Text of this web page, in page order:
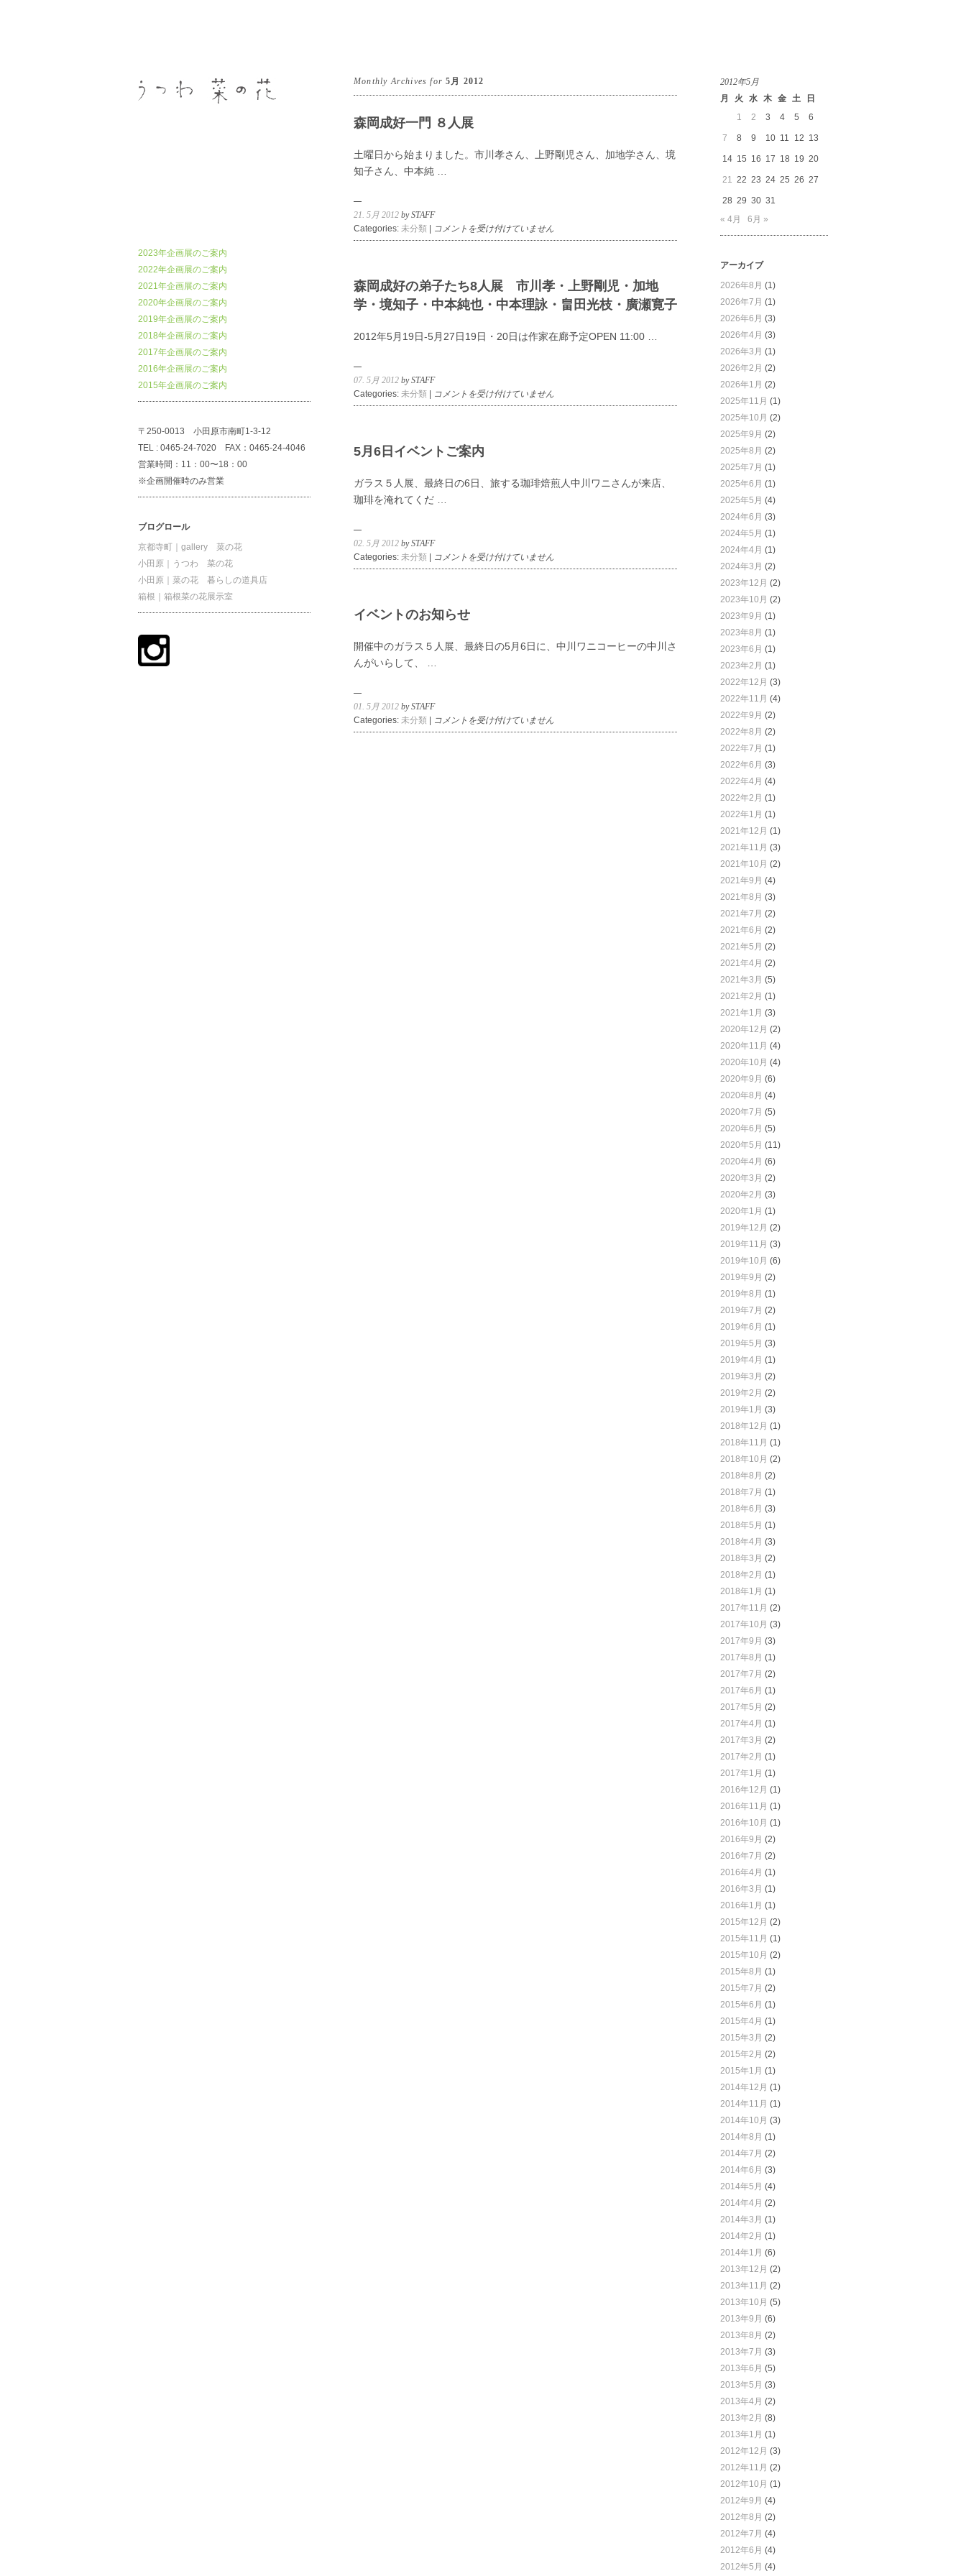
2023年企画展のご案内
2022年企画展のご案内
2021年企画展のご案内
2020年企画展のご案内
2019年企画展のご案内
2018年企画展のご案内
2017年企画展のご案内
2016年企画展のご案内
2015年企画展のご案内
〒250-0013 小田原市南町1-3-12
TEL : 0465-24-7020 FAX：0465-24-4046
営業時間：11：00〜18：00
※企画開催時のみ営業
ブログロール
京都寺町｜gallery 菜の花
小田原｜うつわ 菜の花
小田原｜菜の花 暮らしの道具店
箱根｜箱根菜の花展示室
Monthly Archives for5月 2012
森岡成好一門 ８人展
土曜日から始まりました。市川孝さん、上野剛児さん、加地学さん、境
知子さん、中本純 …
21. 5月 2012 by STAFF
Categories: 未分類
森
岡
一
門
８
展
コメントを受け付けていません
森岡成好の弟子たち8人展 市川孝・上野剛児・加地
学・境知子・中本純也・中本理詠・畠田光枝・廣瀬寛子
2012年5月19日-5月27日19日・20日は作家在廊予定OPEN 11:00 …
07. 5月 2012 by STAFF
Categories: 未分類
森
岡
の
た
ち
展
市
川
野
加
地
知
子・
中
コメントを受け付けていません
5月6日イベントご案内
ガラス５人展、最終日の6日、旅する珈琲焙煎人中川ワニさんが来店、
珈琲を淹れてくだ …
02. 5月 2012 by STAFF
Categories: 未分類
5
月
イ
ト
ご
は
コメントを受け付けていません
イベントのお知らせ
開催中のガラス５人展、最終日の5月6日に、中川ワニコーヒーの中川さ
んがいらして、 …
01. 5月 2012 by STAFF
Categories: 未分類
イ
ベ
コメントを受け付けていません
2012年5月
月
火 水 木 金 土
日
1
2 3 4 5 6
7 8 9 10 11 12 13
14 15 16 17 18 19 20
21 22 23 24 25 26 27
28 29 30 31
« 4月
6月 »
アーカイブ
2026年8月 (1)
2026年7月 (1)
2026年6月 (3)
2026年4月 (3)
2026年3月 (1)
2026年2月 (2)
2026年1月 (2)
2025年11月 (1)
2025年10月 (2)
2025年9月 (2)
2025年8月 (2)
2025年7月 (1)
2025年6月 (1)
2025年5月 (4)
2024年6月 (3)
2024年5月 (1)
2024年4月 (1)
2024年3月 (2)
2023年12月 (2)
2023年10月 (2)
2023年9月 (1)
2023年8月 (1)
2023年6月 (1)
2023年2月 (1)
2022年12月 (3)
2022年11月 (4)
2022年9月 (2)
2022年8月 (2)
2022年7月 (1)
2022年6月 (3)
2022年4月 (4)
2022年2月 (1)
2022年1月 (1)
2021年12月 (1)
2021年11月 (3)
2021年10月 (2)
2021年9月 (4)
2021年8月 (3)
2021年7月 (2)
2021年6月 (2)
2021年5月 (2)
2021年4月 (2)
2021年3月 (5)
2021年2月 (1)
2021年1月 (3)
2020年12月 (2)
2020年11月 (4)
2020年10月 (4)
2020年9月 (6)
2020年8月 (4)
2020年7月 (5)
2020年6月 (5)
2020年5月 (11)
2020年4月 (6)
2020年3月 (2)
2020年2月 (3)
2020年1月 (1)
2019年12月 (2)
2019年11月 (3)
2019年10月 (6)
2019年9月 (2)
2019年8月 (1)
2019年7月 (2)
2019年6月 (1)
2019年5月 (3)
2019年4月 (1)
2019年3月 (2)
2019年2月 (2)
2019年1月 (3)
2018年12月 (1)
2018年11月 (1)
2018年10月 (2)
2018年8月 (2)
2018年7月 (1)
2018年6月 (3)
2018年5月 (1)
2018年4月 (3)
2018年3月 (2)
2018年2月 (1)
2018年1月 (1)
2017年11月 (2)
2017年10月 (3)
2017年9月 (3)
2017年8月 (1)
2017年7月 (2)
2017年6月 (1)
2017年5月 (2)
2017年4月 (1)
2017年3月 (2)
2017年2月 (1)
2017年1月 (1)
2016年12月 (1)
2016年11月 (1)
2016年10月 (1)
2016年9月 (2)
2016年7月 (2)
2016年4月 (1)
2016年3月 (1)
2016年1月 (1)
2015年12月 (2)
2015年11月 (1)
2015年10月 (2)
2015年8月 (1)
2015年7月 (2)
2015年6月 (1)
2015年4月 (1)
2015年3月 (2)
2015年2月 (2)
2015年1月 (1)
2014年12月 (1)
2014年11月 (1)
2014年10月 (3)
2014年8月 (1)
2014年7月 (2)
2014年6月 (3)
2014年5月 (4)
2014年4月 (2)
2014年3月 (1)
2014年2月 (1)
2014年1月 (6)
2013年12月 (2)
2013年11月 (2)
2013年10月 (5)
2013年9月 (6)
2013年8月 (2)
2013年7月 (3)
2013年6月 (5)
2013年5月 (3)
2013年4月 (2)
2013年2月 (8)
2013年1月 (1)
2012年12月 (3)
2012年11月 (2)
2012年10月 (1)
2012年9月 (4)
2012年8月 (2)
2012年7月 (4)
2012年6月 (4)
2012年5月 (4)